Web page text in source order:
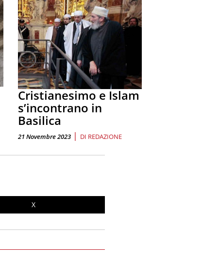
Cristianesimo e Islam
s’incontrano in
Basilica
21 Novembre 2023 | DI REDAZIONE
X